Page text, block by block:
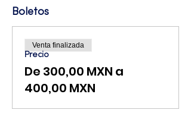
Boletos
Precio
De 300,00 MXN a
400,00 MXN
Venta finalizada